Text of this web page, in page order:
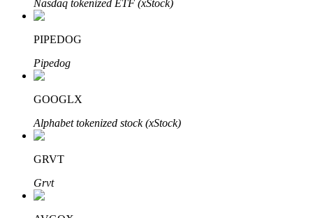
Изучите стейкинг
Узнайте о пассивном доходе
Nasdaq tokenized ETF (xStock)
PIPEDOG
Pipedog
GOOGLX
Alphabet tokenized stock (xStock)
GRVT
Grvt